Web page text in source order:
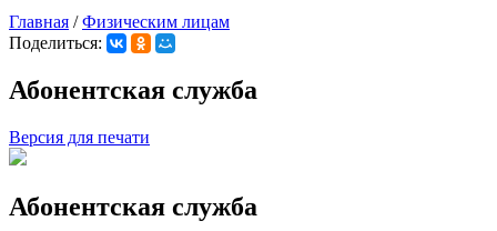
Вы здесь
Главная / Физическим лицам
Поделиться:
Абонентская служба
Версия для печати
Абонентская служба